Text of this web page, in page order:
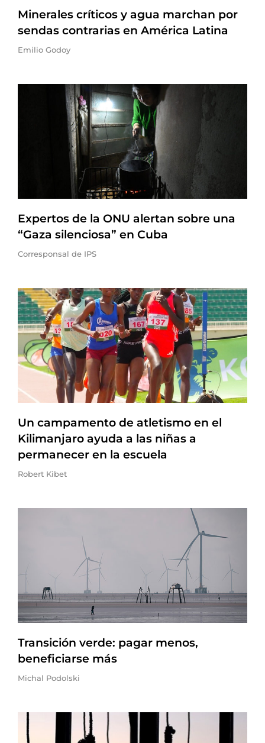
Minerales críticos y agua marchan por
sendas contrarias en América Latina
Emilio Godoy
Expertos de la ONU alertan sobre una
“Gaza silenciosa” en Cuba
Corresponsal de IPS
Un campamento de atletismo en el
Kilimanjaro ayuda a las niñas a
permanecer en la escuela
Robert Kibet
Transición verde: pagar menos,
beneficiarse más
Michal Podolski